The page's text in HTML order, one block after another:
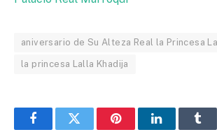
aniversario de Su Alteza Real la Princesa
la princesa Lalla Khadija
FacebookTwitter PinterestLinkedIn